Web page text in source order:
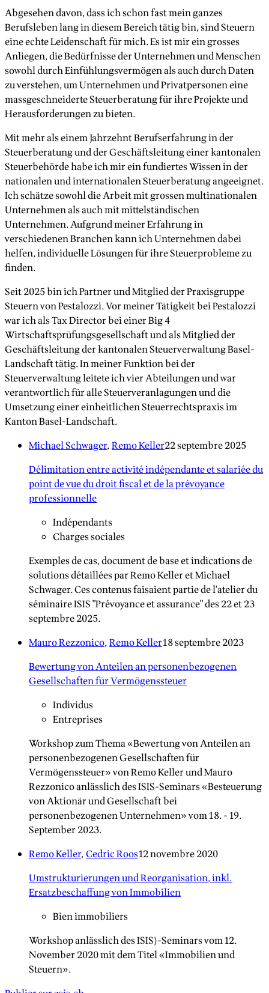
Abgesehen davon, dass ich schon fast mein ganzes
Berufsleben lang in diesem Bereich tätig bin, sind Steuern
eine echte Leidenschaft für mich. Es ist mir ein grosses
Anliegen, die Bedürfnisse der Unternehmen und Menschen
sowohl durch Einfühlungsvermögen als auch durch Daten
zu verstehen, um Unternehmen und Privatpersonen eine
massgeschneiderte Steuerberatung für ihre Projekte und
Herausforderungen zu bieten.
Mit mehr als einem Jahrzehnt Berufserfahrung in der
Steuerberatung und der Geschäftsleitung einer kantonalen
Steuerbehörde habe ich mir ein fundiertes Wissen in der
nationalen und internationalen Steuerberatung angeeignet.
Ich schätze sowohl die Arbeit mit grossen multinationalen
Unternehmen als auch mit mittelständischen
Unternehmen. Aufgrund meiner Erfahrung in
verschiedenen Branchen kann ich Unternehmen dabei
helfen, individuelle Lösungen für ihre Steuerprobleme zu
finden.
Seit 2025 bin ich Partner und Mitglied der Praxisgruppe
Steuern von Pestalozzi. Vor meiner Tätigkeit bei Pestalozzi
war ich als Tax Director bei einer Big 4
Wirtschaftsprüfungsgesellschaft und als Mitglied der
Geschäftsleitung der kantonalen Steuerverwaltung Basel-
Landschaft tätig. In meiner Funktion bei der
Steuerverwaltung leitete ich vier Abteilungen und war
verantwortlich für alle Steuerveranlagungen und die
Umsetzung einer einheitlichen Steuerrechtspraxis im
Kanton Basel-Landschaft.
Michael Schwager,Remo Keller22 septembre 2025
Délimitation entre activité indépendante et salariée du
point de vue du droit fiscal et de la prévoyance
professionnelle
Indépendants
Charges sociales
Exemples de cas, document de base et indications de
solutions détaillées par Remo Keller et Michael
Schwager. Ces contenus faisaient partie de l'atelier du
séminaire ISIS "Prévoyance et assurance" des 22 et 23
septembre 2025.
Mauro Rezzonico,Remo Keller18 septembre 2023
Bewertung von Anteilen an personenbezogenen
Gesellschaften für Vermögenssteuer
Individus
Entreprises
Workshop zum Thema «Bewertung von Anteilen an
personenbezogenen Gesellschaften für
Vermögenssteuer» von Remo Keller und Mauro
Rezzonico anlässlich des ISIS-Seminars «Besteuerung
von Aktionär und Gesellschaft bei
personenbezogenen Unternehmen» vom 18. - 19.
September 2023.
Remo Keller,Cedric Roos12 novembre 2020
Umstrukturierungen und Reorganisation, inkl.
Ersatzbeschaffung von Immobilien
Bien immobiliers
Workshop anlässlich des ISIS)-Seminars vom 12.
November 2020 mit dem Titel «Immobilien und
Steuern».